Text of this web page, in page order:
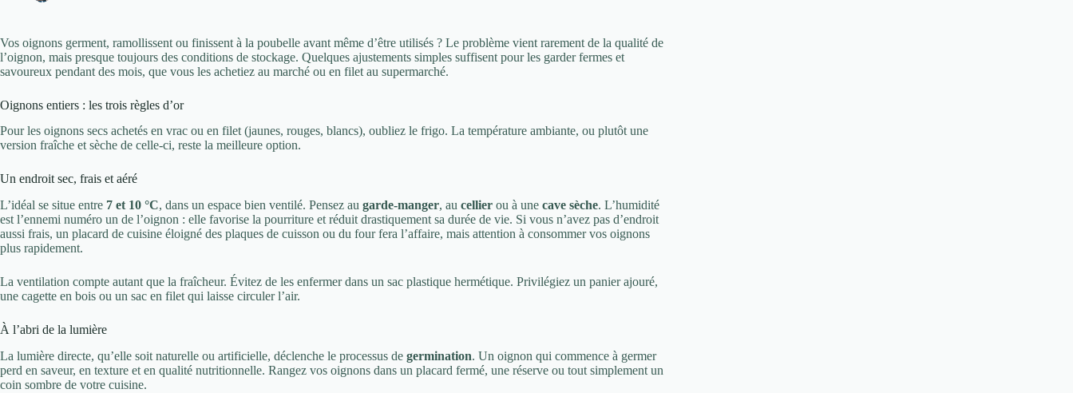
Vos oignons germent, ramollissent ou finissent à la poubelle avant même d’être utilisés ? Le problème vient rarement de la qualité de
l’oignon, mais presque toujours des conditions de stockage. Quelques ajustements simples suffisent pour les garder fermes et
savoureux pendant des mois, que vous les achetiez au marché ou en filet au supermarché.
Oignons entiers : les trois règles d’or
Pour les oignons secs achetés en vrac ou en filet (jaunes, rouges, blancs), oubliez le frigo. La température ambiante, ou plutôt une
version fraîche et sèche de celle-ci, reste la meilleure option.
Un endroit sec, frais et aéré
L’idéal se situe entre 7 et 10 °C, dans un espace bien ventilé. Pensez au garde-manger, au cellier ou à une cave sèche. L’humidité
est l’ennemi numéro un de l’oignon : elle favorise la pourriture et réduit drastiquement sa durée de vie. Si vous n’avez pas d’endroit
aussi frais, un placard de cuisine éloigné des plaques de cuisson ou du four fera l’affaire, mais attention à consommer vos oignons
plus rapidement.
La ventilation compte autant que la fraîcheur. Évitez de les enfermer dans un sac plastique hermétique. Privilégiez un panier ajouré,
une cagette en bois ou un sac en filet qui laisse circuler l’air.
À l’abri de la lumière
La lumière directe, qu’elle soit naturelle ou artificielle, déclenche le processus de germination. Un oignon qui commence à germer
perd en saveur, en texture et en qualité nutritionnelle. Rangez vos oignons dans un placard fermé, une réserve ou tout simplement un
coin sombre de votre cuisine.